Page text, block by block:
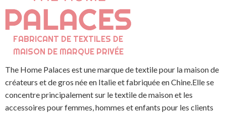
FABRICANT DE TEXTILES DE
MAISON DE MARQUE PRIVÉE
The Home Palaces est une marque de textile pour la maison de
créateurs et de gros née en Italie et fabriquée en Chine.Elle se
concentre principalement sur le textile de maison et les
accessoires pour femmes, hommes et enfants pour les clients